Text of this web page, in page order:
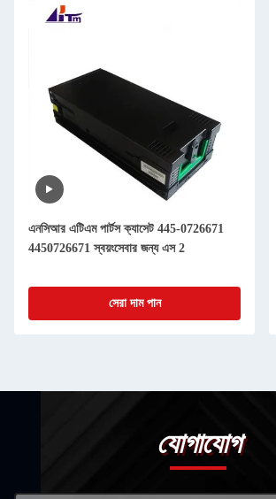
এনসিআর এটিএম পার্টস ক্যাসেট 445-0726671
4450726671 স্বয়ংসেবার জন্য এস 2
সেরা দাম পান
যোগাযোগ